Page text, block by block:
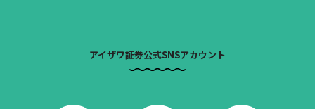
アイザワ証券公式SNSアカウント